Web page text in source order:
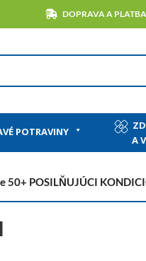
DOPRAVA A PLATBA
POTRAVINY
A
50+ POSILŇUJÚCI